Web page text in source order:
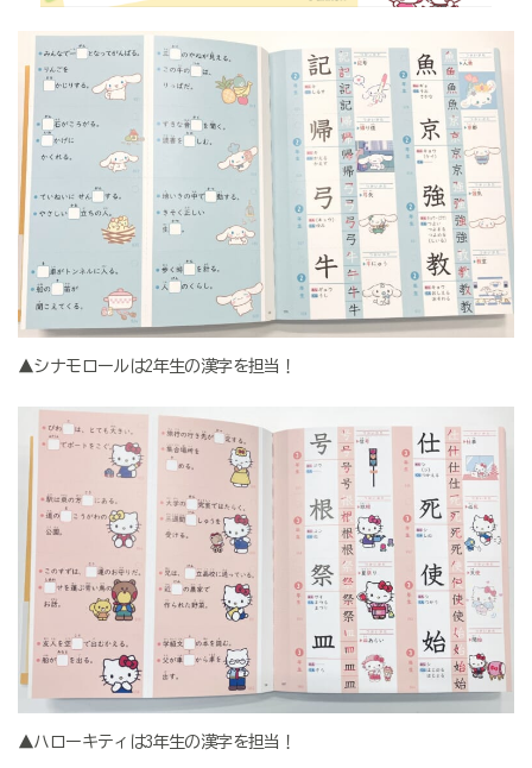
▲シナモロールは2年生の漢字を担当！
▲ハローキティは3年生の漢字を担当！